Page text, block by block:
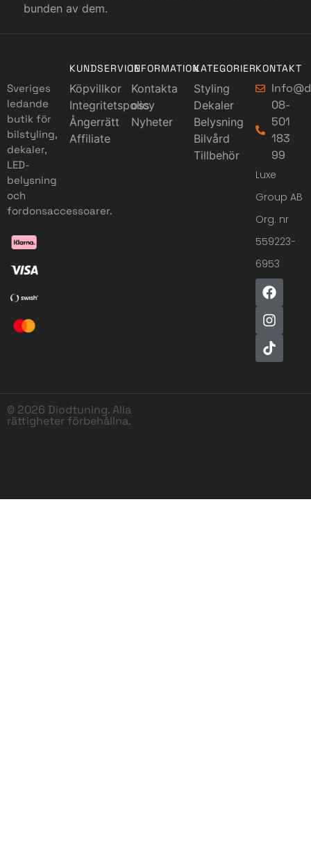
bunden av dem.
Sveriges
ledande
butik för
bilstyling,
dekaler,
LED-
belysning
och
fordonsaccessoarer.
KUNDSERVICE
Köpvillkor
Integritetspolicy
Ångerrätt
Affiliate
INFORMATION
Kontakta
oss
Nyheter
KATEGORIER
Styling
Dekaler
Belysning
Bilvård
Tillbehör
KONTAKT
08-
501
183
99
Luxe
Group AB
Org. nr
559223-
6953
© 2026 Diodtuning. Alla
rättigheter förbehållna.